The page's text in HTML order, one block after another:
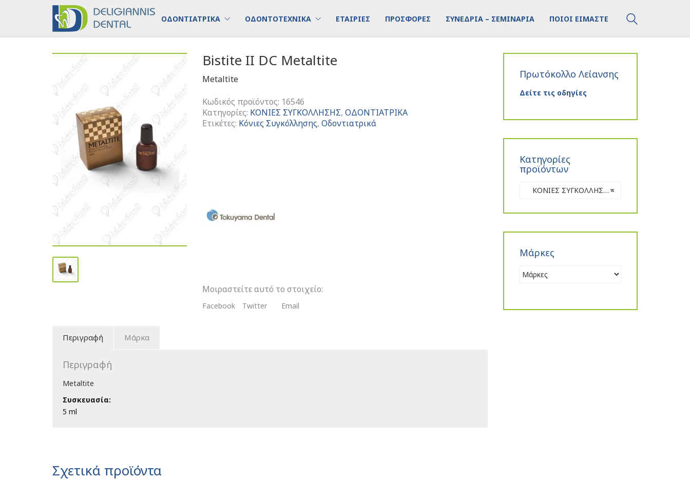
ΟΔΟΝΤΙΑΤΡΙΚΑ ΟΔΟΝΤΟΤΕΧΝΙΚΑ ΕΤΑΙΡΙΕΣ ΠΡΟΣΦΟΡΕΣ ΣΥΝΕΔΡΙΑ – ΣΕΜΙΝΑΡΙΑ ΠΟΙΟΙ ΕΙΜΑΣΤΕ
Bistite II DC Metaltite
Metaltite
Κωδικός προϊόντος: 16546
Κατηγορίες: ΚΟΝΙΕΣ ΣΥΓΚΟΛΛΗΣΗΣ,ΟΔΟΝΤΙΑΤΡΙΚΑ
Ετικέτες: Κόνιες Συγκόλλησης,Οδοντιατρικά
ποσότητα
Μοιραστείτε αυτό το στοιχείο:
Facebook Twitter Email
Περιγραφή Μάρκα
Περιγραφή
Metaltite
Συσκευασία:
5 ml
Σχετικά προϊόντα
Πρωτόκολλο Λείανσης
Δείτε τις οδηγίες
Κατηγορίες
προϊόντων
×
ΚΟΝΙΕΣ ΣΥΓΚΟΛΛΗΣΗΣ
Μάρκες